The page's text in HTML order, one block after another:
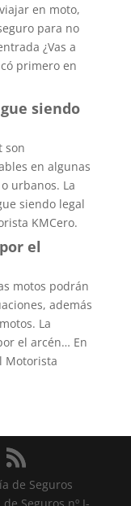
en moto,
para no
¿Vas a
primero en
siendo
son
en algunas
urbanos. La
siendo legal
KMCero.
el
motos podrán
además
La
el arcén… En
Motorista
de Seguros
Seguros nº J-